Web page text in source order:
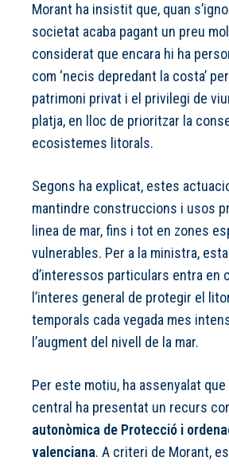
Morant ha insistit que, quan
societat acaba pagant un preu
considerat que encara hi ha
com ‘necis depredant la costa’
patrimoni privat i el privilegi de
platja, en lloc de prioritzar la
ecosistemes litorals.
Segons ha explicat, estes
mantindre construccions i usos
linea de mar, fins i tot en zones
vulnerables. Per a la ministra,
d’interessos particulars entra en
l’interes general de protegir el
temporals cada vegada mes
l’augment del nivell de la mar.
Per este motiu, ha assenyalat que
central ha presentat un recurs
autonòmica de Protecció i
valenciana. A criteri de Morant,